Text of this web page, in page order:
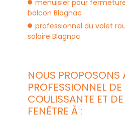
menuisier pour
balcon Blagnac
professionnel du volet
solaire Blagnac
NOUS PROPOSONS
PROFESSIONNEL DE
COULISSANTE ET
FENÊTRE À :